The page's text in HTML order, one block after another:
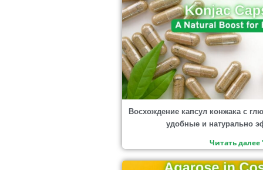
Восхождение капсул конжака с
удобные и натурально
Читать далее